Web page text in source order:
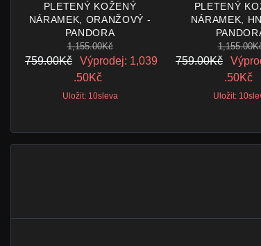
PLETENÝ KOŽENÝ
NÁRAMEK, ORANŽOVÝ -
PANDORA
1,155.00Kč
759.00Kč
Výprodej: 1,039
.50Kč
Uložit: 10sleva
PLETENÝ
NÁRAMEK,
759.00Kč
.50Kč
Uložit: